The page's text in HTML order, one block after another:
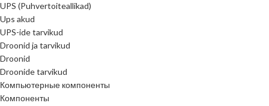
UPS (Puhvertoiteallikad)
Ups akud
UPS-ide tarvikud
Droonid ja tarvikud
Droonid
Droonide tarvikud
Компьютерные компоненты
Компоненты